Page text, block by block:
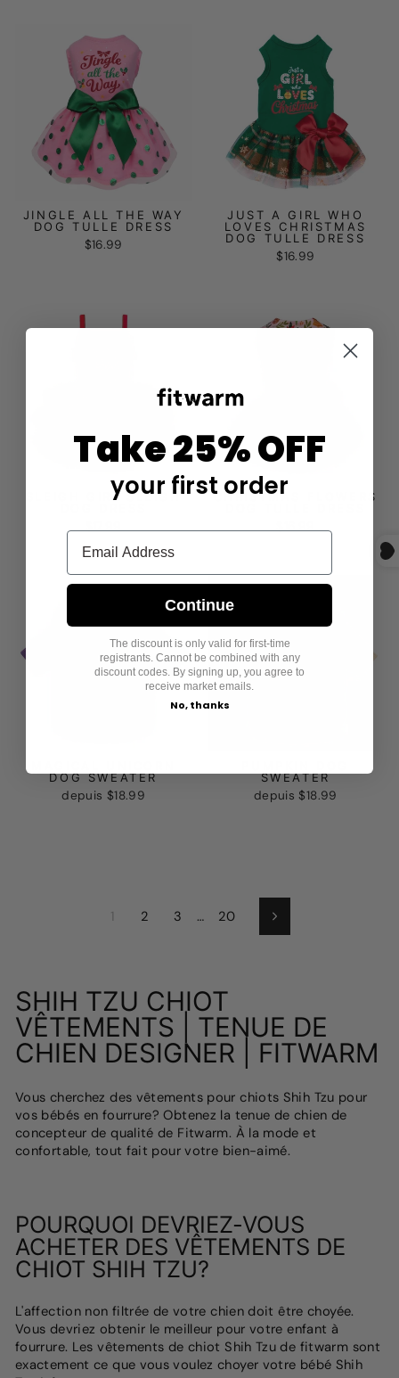
JINGLE ALL THE WAY
DOG TULLE DRESS
$16.99
JUST A GIRL WHO
LOVES CHRISTMAS
DOG TULLE DRESS
$16.99
SLEIGH GIRL SLEIGH
CHRISTMAS FLOWERS
DOG SWEATER
depuis $18.99
SWEATER
depuis$18.99
1 2 3 … 20 Suivant
SHIH TZU CHIOT
VÊTEMENTS | TENUE DE
CHIEN DESIGNER | FITWARM
Vous cherchez des vêtements pour chiots Shih Tzu pour
vos bébés en fourrure? Obtenez la tenue de chien de
concepteur de qualité de Fitwarm. À la mode et
confortable, tout fait pour votre bien-aimé.
POURQUOI DEVRIEZ-VOUS
ACHETER DES VÊTEMENTS DE
CHIOT SHIH TZU?
L'affection non filtrée de votre chien doit être choyée.
Vous devriez obtenir le meilleur pour votre enfant à
fourrure. Les vêtements de chiot Shih Tzu de fitwarm sont
exactement ce que vous voulez choyer votre bébé Shih
Take 25% OFF
your first order
Continue
The discount is only valid for first-time
registrants. Cannot be combined with any
discount codes. By signing up, you agree to
receive market emails.
No, thanks